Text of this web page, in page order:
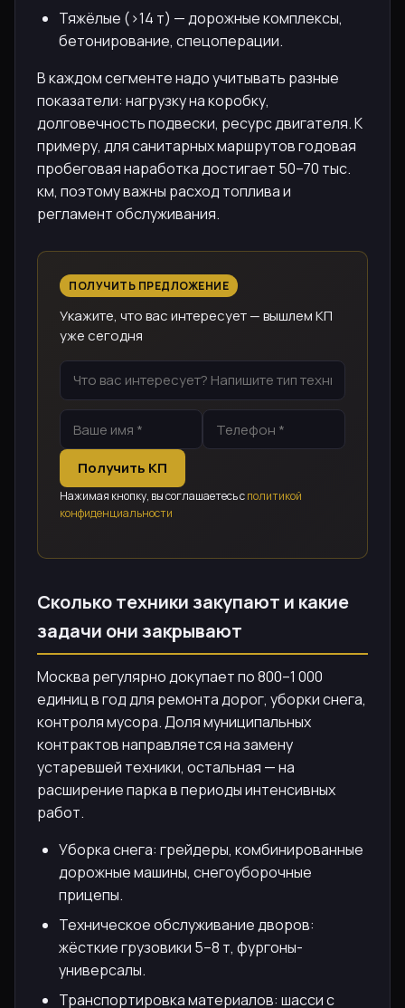
Тяжёлые (>14 т) — дорожные комплексы,
бетонирование, спецоперации.
В каждом сегменте надо учитывать разные
показатели: нагрузку на коробку,
долговечность подвески, ресурс двигателя. К
примеру, для санитарных маршрутов годовая
пробеговая наработка достигает 50–70 тыс.
км, поэтому важны расход топлива и
регламент обслуживания.
ПОЛУЧИТЬ ПРЕДЛОЖЕНИЕ
Укажите, что вас интересует — вышлем КП
уже сегодня
Получить КП
Нажимая кнопку, вы соглашаетесь сполитикой
конфиденциальности
Сколько техники закупают и какие
задачи они закрывают
Москва регулярно докупает по 800–1 000
единиц в год для ремонта дорог, уборки снега,
контроля мусора. Доля муниципальных
контрактов направляется на замену
устаревшей техники, остальная — на
расширение парка в периоды интенсивных
работ.
Уборка снега: грейдеры, комбинированные
дорожные машины, снегоуборочные
прицепы.
Техническое обслуживание дворов:
жёсткие грузовики 5–8 т, фургоны-
универсалы.
Транспортировка материалов: шасси с